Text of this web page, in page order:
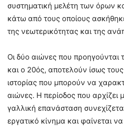
συστηματική μελέτη των όρων
κάτω από τους οποίους
της νεωτερικότητας και της
Οι δύο αιώνες που προηγούνται
και ο 20ός, αποτελούν ίσως
ιστορίας που μπορούν να
αιώνες. Η περίοδος που αρχίζει
γαλλική επανάσταση
εργατικό κίνημα και φαίνεται να